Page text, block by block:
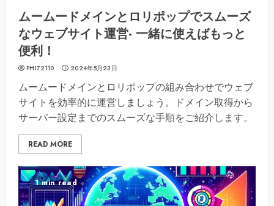
ムームードメインとロリポップでスムーズ
なウェブサイト運営- 一緒に使えばもっと
便利！
PHI72110 2024年5月23日
ムームードメインとロリポップの組み合わせでウェブ
サイトを効率的に運営しましょう。ドメイン取得から
サーバー設定までのスムーズな手順をご紹介します。
READ MORE
1 min read